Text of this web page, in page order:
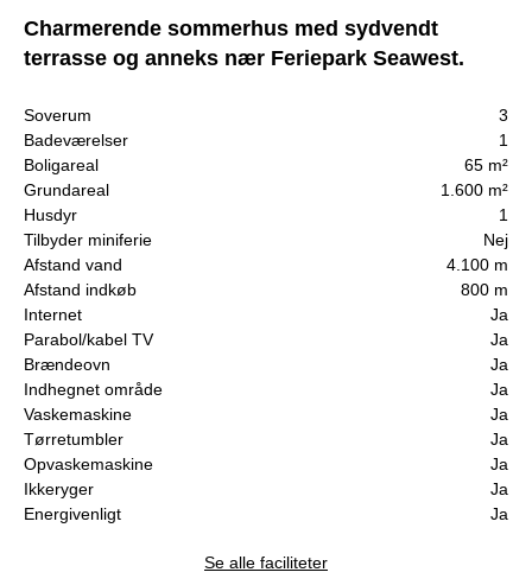
Charmerende sommerhus med sydvendt
terrasse og anneks nær Feriepark Seawest.
Soverum
3
Badeværelser
1
Boligareal
65 m²
Grundareal
1.600 m²
Husdyr
1
Tilbyder miniferie
Nej
Afstand vand
4.100 m
Afstand indkøb
800 m
Internet
Ja
Parabol/kabel TV
Ja
Brændeovn
Ja
Indhegnet område
Ja
Vaskemaskine
Ja
Tørretumbler
Ja
Opvaskemaskine
Ja
Ikkeryger
Ja
Energivenligt
Ja
Se alle faciliteter